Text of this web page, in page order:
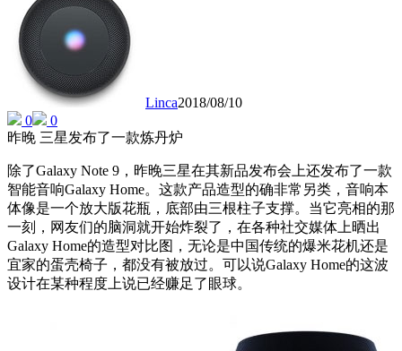
Linca2018/08/10
0
0
昨晚 三星发布了一款炼丹炉
除了Galaxy Note 9，昨晚三星在其新品发布会上还发布了一款
智能音响Galaxy Home。这款产品造型的确非常另类，音响本
体像是一个放大版花瓶，底部由三根柱子支撑。当它亮相的那
一刻，网友们的脑洞就开始炸裂了，在各种社交媒体上晒出
Galaxy Home的造型对比图，无论是中国传统的爆米花机还是
宜家的蛋壳椅子，都没有被放过。可以说Galaxy Home的这波
设计在某种程度上说已经赚足了眼球。